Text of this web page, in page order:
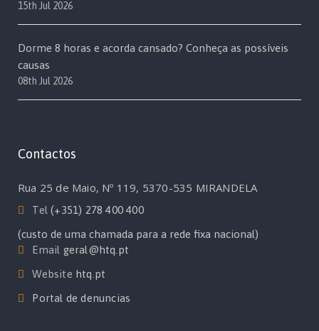
15th Jul 2026
Dorme 8 horas e acorda cansado? Conheça as possíveis
causas
08th Jul 2026
Contactos
Rua 25 de Maio, Nº 119, 5370-535 MIRANDELA
Tel(+351) 278 400 400
(custo de uma chamada para a rede fixa nacional)
Email geral@htq.pt
Website htq.pt
Portal de denuncias